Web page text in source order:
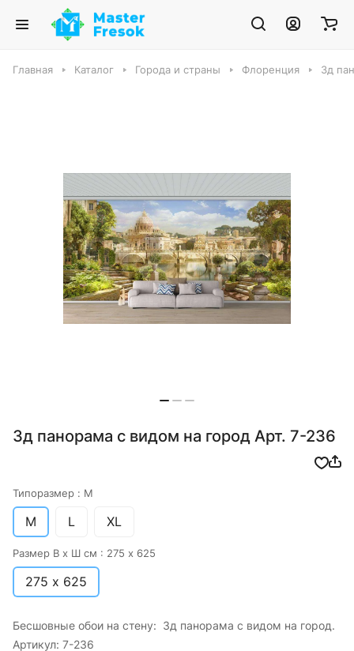
Главная Каталог Города и страны Флоренция 3д
3д панорама с видом на город Арт. 7-236
Типоразмер : M
M L XL
Размер В х Ш см : 275 х 625
275 х 625
Бесшовные обои на стену: 3д панорама с видом на город.
Артикул: 7-236